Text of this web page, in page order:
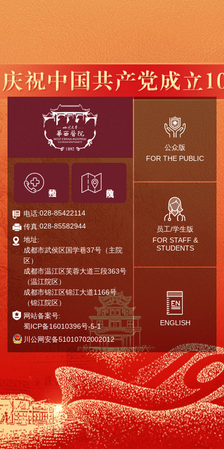
电话:028-85422114
传真:028-85582944
地址:
成都市武侯区国学巷37号（主院
区）
成都市温江区芙蓉大道三段363号
（温江院区）
成都市锦江区锦江大道1166号
（锦江院区）
网站备案号:
蜀ICP备16010396号-5-1
川公网安备51010702002012
公众版
FOR THE PUBLIC
员工/学生版
FOR STAFF &
STUDENTS
ENGLISH